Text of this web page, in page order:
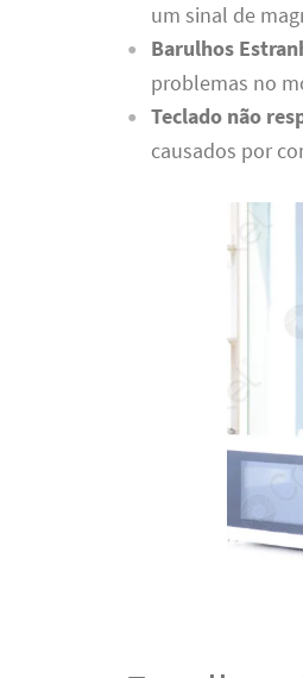
um sinal de
Barulhos
problemas no
Teclado não
causados por